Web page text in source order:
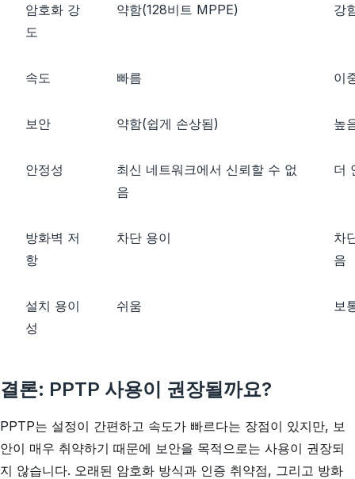
암호화 강
도
약함(128비트 MPPE) 강
속도 빠름 이
보안 약함(쉽게 손상됨) 높
안정성
최신 네트워크에서 신뢰할 수 없
음
더
방화벽 저
항
차단 용이
차
음
설치 용이
성
쉬움 보
결론: PPTP 사용이 권장될까요?
PPTP는 설정이 간편하고 속도가 빠르다는 장점이 있지만, 보
안이 매우 취약하기 때문에 보안을 목적으로는 사용이 권장되
지 않습니다. 오래된 암호화 방식과 인증 취약점, 그리고 방화